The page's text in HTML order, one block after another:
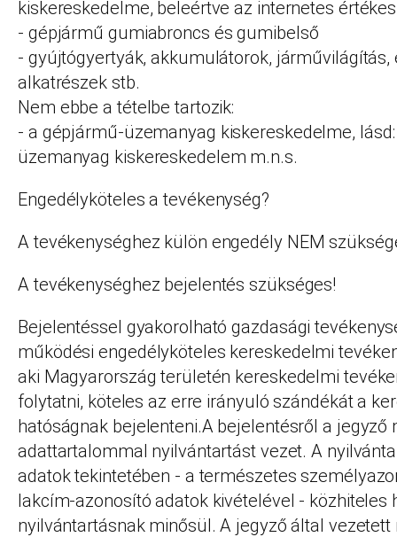
kiskereskedelme, beleértve az internetes
- gépjármű gumiabroncs és gumibelső
- gyújtógyertyák, akkumulátorok, járművilágítás,
alkatrészek stb.
Nem ebbe a tételbe tartozik:
- a gépjármű-üzemanyag kiskereskedelme,
üzemanyag kiskereskedelem m.n.s.
Engedélyköteles a tevékenység?
A tevékenységhez külön engedély NEM
A tevékenységhez bejelentés szükséges!
Bejelentéssel gyakorolható gazdasági
működési engedélyköteles kereskedelmi
aki Magyarország területén kereskedelmi
folytatni, köteles az erre irányuló szándékát a
hatóságnak bejelenteni.A bejelentésről a jegyző
adattartalommal nyilvántartást vezet. A
adatok tekintetében - a természetes
lakcím-azonosító adatok kivételével - közhiteles
nyilvántartásnak minősül. A jegyző által vezetett